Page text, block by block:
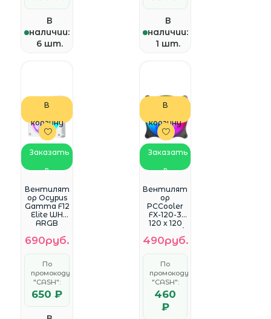
(Ret)
В
наличии:
6 шт.
В
наличии:
1 шт.
В
корзину
Заказать
в
WhatsApp
Вентилят
ор Ocypus
Gamma F12
Elite WH
ARGB
BLADE,
120x120x25
mm, 4-PIN
PWM, 600-
1800 RPM,
26 DBA
MAX,
HYDRO
BEARING
690руб.
По
промокоду
"CASH":
650 ₽
В
корзину
Заказать
в
WhatsApp
Вентилят
ор
PCCooler
FX-120-3
120 x 120
Molex,
1200 об/
мин - 1200
об/мин, 18
дБ - 18 дБ,
в
комплект
е - 1
490руб.
По
промокоду
"CASH":
460
₽